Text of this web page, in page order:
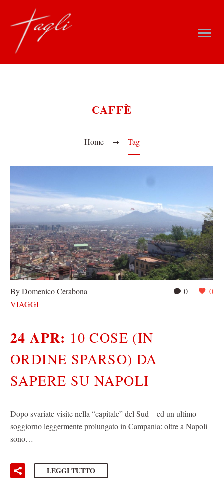
CAFFÈ
Home Tag
0 0
By Domenico Cerabona
VIAGGI
24 APR: 10 COSE (IN
ORDINE SPARSO) DA
SAPERE SU NAPOLI
Dopo svariate visite nella “capitale” del Sud – ed un ultimo
soggiorno leggermente prolungato in Campania: oltre a Napoli
sono…
LEGGI TUTTO